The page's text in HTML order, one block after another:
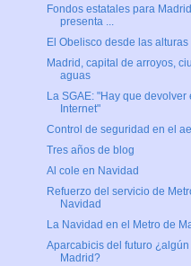
Fondos estatales para
presenta ...
El Obelisco desde las alturas
Madrid, capital de arroyos,
aguas
La SGAE: "Hay que devolver
Internet"
Control de seguridad en el
Tres años de blog
Al cole en Navidad
Refuerzo del servicio de
Navidad
La Navidad en el Metro de
Aparcabicis del futuro ¿algún
Madrid?